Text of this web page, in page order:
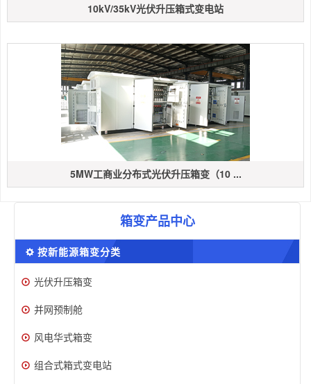
10kV/35kV光伏升压箱式变电站
5MW工商业分布式光伏升压箱变（10 ...
箱变产品中心
按新能源箱变分类
光伏升压箱变
并网预制舱
风电华式箱变
组合式箱式变电站